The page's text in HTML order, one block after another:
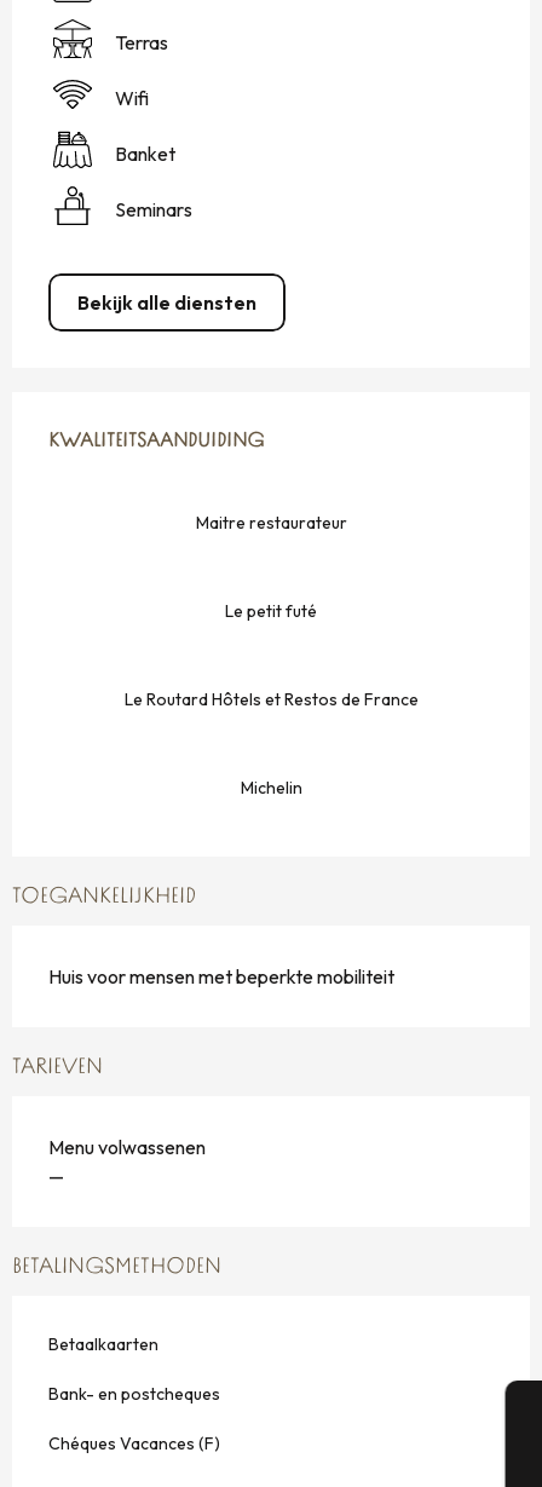
Terras
Wifi
Banket
Seminars
Bekijk alle diensten
KWALITEITSAANDUIDING
KWALITEITSAANDUIDING
Maitre restaurateur
Le petit futé
Le Routard Hôtels et Restos de France
Michelin
TOEGANKELIJKHEID
Huis voor mensen met beperkte mobiliteit
TARIEVEN
Menu volwassenen
—
BETALINGSMETHODEN
Betaalkaarten
Bank- en postcheques
Chéques Vacances (F)